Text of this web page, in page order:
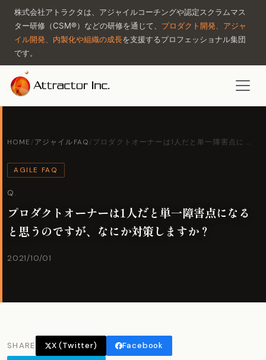
株式会社アトラクタは、アジャイルコーチングや認定スクラムマス
ター研修（CSM®）などの研修を通じて、 プロダクト開発、アジャ
イル開発、内製化や組織の成長を支援するプロフェッショナル集団
です。
HOME / アジャイルFAQ / プロダクトオーナーは1人だと単一障害点に …
AGILE FAQ
Q.
プロダクトオーナーは1人だと単一障害点になる
と思うのですが、なにか対策しますか？
2021/10/01
SHARE X (Twitter)
Facebook